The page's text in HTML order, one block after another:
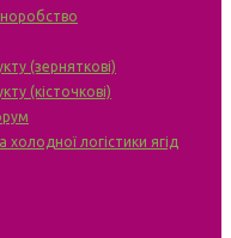
(зерняткові)
(кісточкові)
логістики ягід